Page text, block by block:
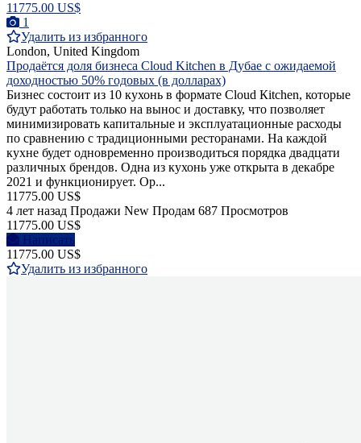
11775.00 US$
1
Удалить из избранного
London, United Kingdom
Продаётся доля бизнеса Cloud Kitchen в Дубае с ожидаемой
доходностью 50% годовых (в долларах)
Бизнес состоит из 10 кухонь в формате Сloud Кitchen, которые
будут работать только на вынос и доставку, что позволяет
минимизировать капитальные и эксплуатационные расходы
по сравнению с традиционными ресторанами. На каждой
кухне будет одновременно производиться порядка двадцати
различных брендов. Одна из кухонь уже открыта в декабре
2021 и функционирует. Ор...
11775.00 US$
4 лет назад Продажи New Продам 687 Просмотров
11775.00 US$
Написать
11775.00 US$
Удалить из избранного